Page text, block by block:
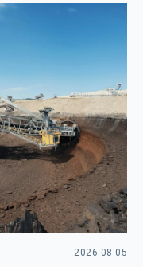
2026.08.05